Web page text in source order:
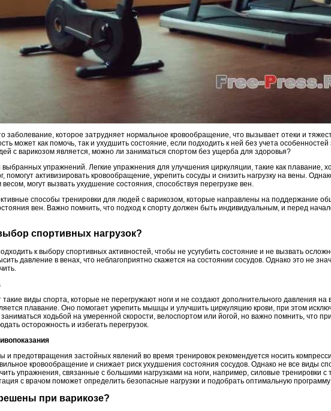
заболевание, которое затрудняет нормальное кровообращение, что вызывает отеки и
может как помочь, так и ухудшить состояние, если подходить к ней без учета
с варикозом является, можно ли заниматься спортом без ущерба для здоровья?
выбранных упражнений. Легкие упражнения для улучшения циркуляции, такие как плавание,
помогут активизировать кровообращение, укрепить сосуды и снизить нагрузку на вены.
могут вызвать ухудшение состояния, способствуя перегрузке вен.
способы тренировки для людей с варикозом, которые направлены на поддержание
вен. Важно помнить, что подход к спорту должен быть индивидуальным, и перед
спортивных нагрузок?
к выбору спортивных активностей, чтобы не усугубить состояние и не вызвать
давление в венах, что неблагоприятно скажется на состоянии сосудов. Однако это не
виды спорта, которые не перегружают ноги и не создают дополнительного давления
плавание. Оно помогает укрепить мышцы и улучшить циркуляцию крови, при этом
ходьбой на умеренной скорости, велоспортом или йогой, но важно помнить, что
осторожность и избегать перегрузок.
и предотвращения застойных явлений во время тренировок рекомендуется носить
кровообращение и снижает риск ухудшения состояния сосудов. Однако не все виды
упражнения, связанные с большими нагрузками на ноги, например, силовые тренировки
с врачом поможет определить безопасные нагрузки и подобрать оптимальную программу
при варикозе?